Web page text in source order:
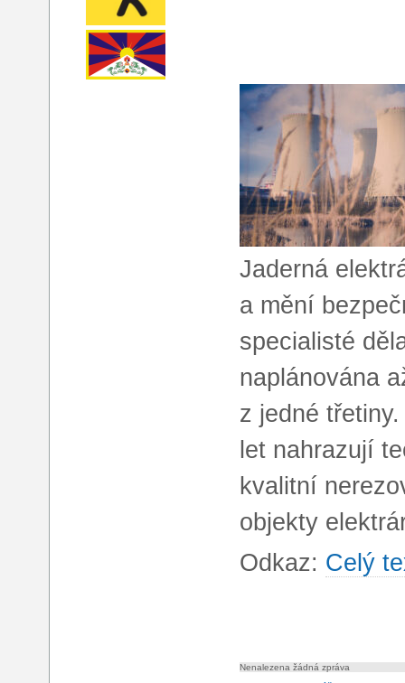
Jaderná
a mění
specialisté
naplánována
z jedné
let nahrazují
kvalitní
objekty
Odkaz: Celý
Nenalezena žádná zpráva